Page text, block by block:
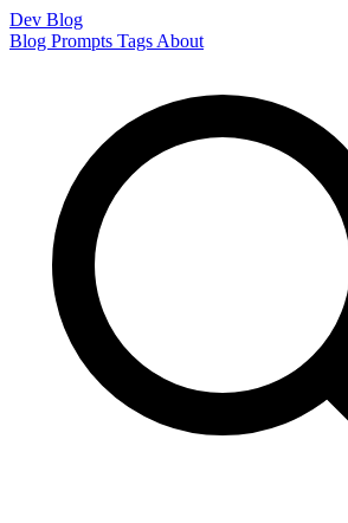
Dev Blog
Blog Prompts Tags About